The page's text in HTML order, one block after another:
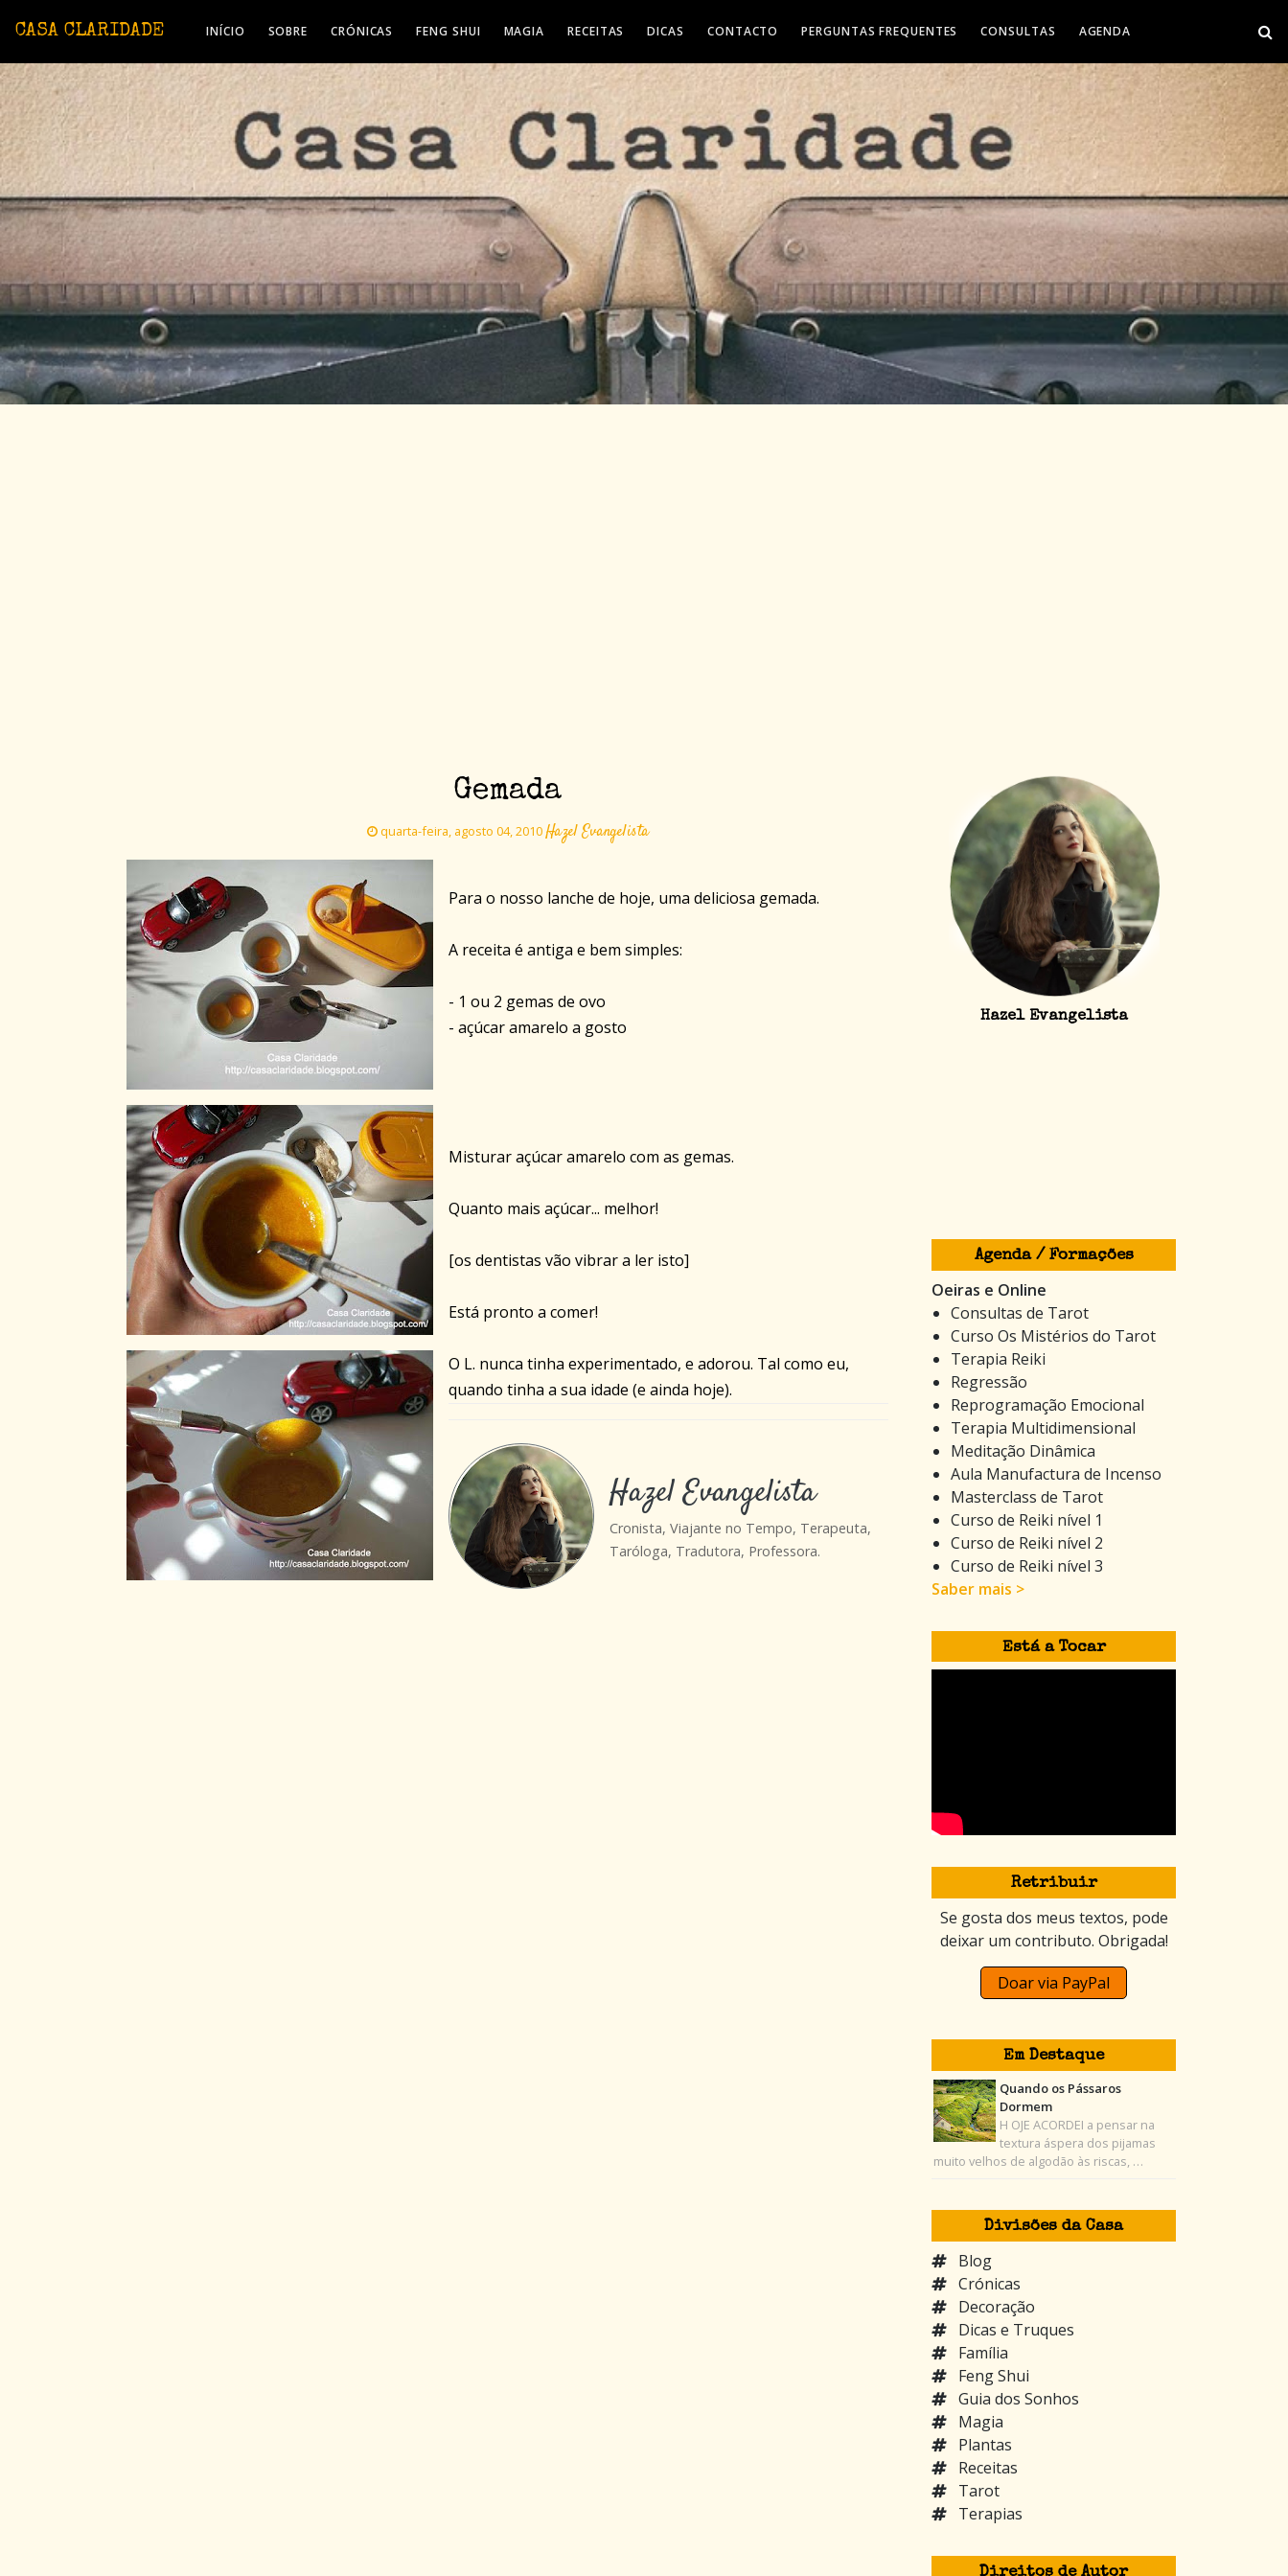
CASA CLARIDADE INÍCIO SOBRE CRÓNICAS FENG SHUI MAGIA RECEITAS DICAS CONTACTO PERGUNTAS FREQUENTES CONSULTAS AGENDA
Gemada
quarta-feira, agosto 04, 2010Hazel Evangelista
Para o nosso lanche de hoje, uma deliciosa gemada.
A receita é antiga e bem simples:
- 1 ou 2 gemas de ovo
- açúcar amarelo a gosto
Misturar açúcar amarelo com as gemas.
Quanto mais açúcar... melhor!
[os dentistas vão vibrar a ler isto]
Está pronto a comer!
O L. nunca tinha experimentado, e adorou. Tal como eu,
quando tinha a sua idade (e ainda hoje).
Hazel Evangelista
Cronista, Viajante no Tempo, Terapeuta,
Taróloga, Tradutora, Professora.
Hazel Evangelista
Agenda / Formações
Oeiras e Online
Consultas de Tarot
Curso Os Mistérios do Tarot
Terapia Reiki
Regressão
Reprogramação Emocional
Terapia Multidimensional
Meditação Dinâmica
Aula Manufactura de Incenso
Masterclass de Tarot
Curso de Reiki nível 1
Curso de Reiki nível 2
Curso de Reiki nível 3
Saber mais >
Está a Tocar
Retribuir
Se gosta dos meus textos, pode
deixar um contributo. Obrigada!
Doar via PayPal
Em Destaque
Quando os Pássaros
Dormem
H OJE ACORDEI a pensar na
textura áspera dos pijamas
muito velhos de algodão às riscas, …
Divisões da Casa
Blog
Crónicas
Decoração
Dicas e Truques
Família
Feng Shui
Guia dos Sonhos
Magia
Plantas
Receitas
Tarot
Terapias
Direitos de Autor